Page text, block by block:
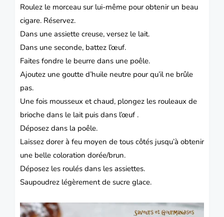
Roulez le morceau sur lui-même pour obtenir un beau
cigare. Réservez.
Dans une assiette creuse, versez le lait.
Dans une seconde, battez l’œuf.
Faites fondre le beurre dans une poêle.
Ajoutez une goutte d’huile neutre pour qu’il ne brûle
pas.
Une fois mousseux et chaud, plongez les rouleaux de
brioche dans le lait puis dans l’œuf .
Déposez dans la poêle.
Laissez dorer à feu moyen de tous côtés jusqu’à obtenir
une belle coloration dorée/brun.
Déposez les roulés dans les assiettes.
Saupoudrez légèrement de sucre glace.